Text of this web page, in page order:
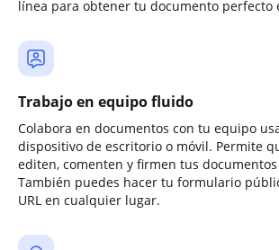
línea para obtener tu documento perfecto
Trabajo en equipo fluido
Colabora en documentos con tu equipo
dispositivo de escritorio o móvil. Permite
editen, comenten y firmen tus
También puedes hacer tu formulario
URL en cualquier lugar.